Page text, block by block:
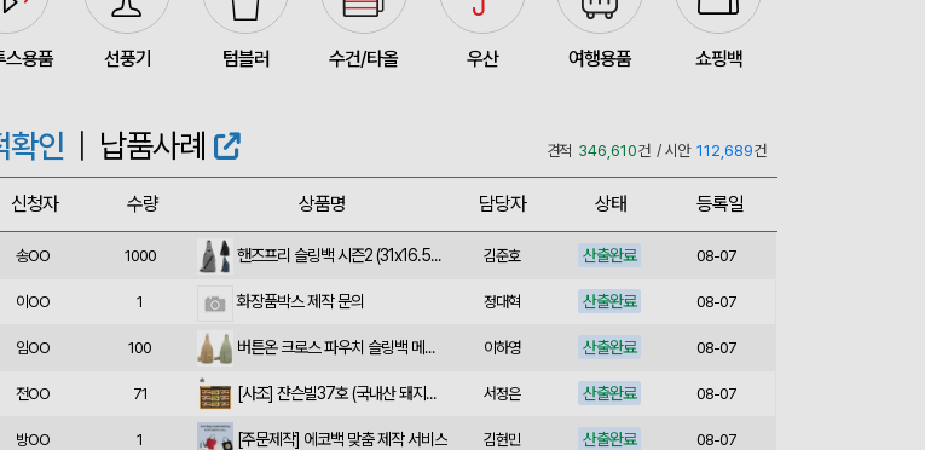
스용품 선풍기 텀블러 수건/타올 우산 여행용품 쇼핑백
확인 | 납품사례 견적 346,610건 / 시안 112,689건
신청자 수량 상품명 담당자 상태 등록일
이OO 100 장은지 접수중 08-07
정OO 200 김보경 산출완료 08-07
이OO 30 상품제안(웰컴키트제작) 산출완료 08-07
윤OO 350 박명연 산출완료 08-07
송OO 1000 핸즈프리 슬링백 시즌2 (31x16.5x6.5cm) 김준호 산출완료 08-07
이OO 1 화장품박스 제작 문의 정대혁 산출완료 08-07
임OO 100 버튼온 크로스 파우치 슬링백 메신저백 Z763 이하영 산출완료 08-07
전OO 71 [사조] 쟌슨빌37호 (국내산 돼지고기100%) / 명절 선물세트 서정은 산출완료 08-07
방OO 1 [주문제작] 에코백 맞춤 제작 서비스 김현민 산출완료 08-07